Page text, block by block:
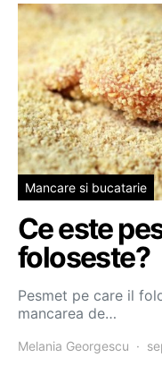
Mancare si bucatarie
Ce este
foloseste?
Pesmet pe care il
mancarea de…
Melania Georgescu